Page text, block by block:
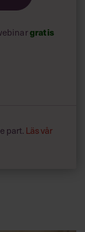
gratis
part. Läs vår